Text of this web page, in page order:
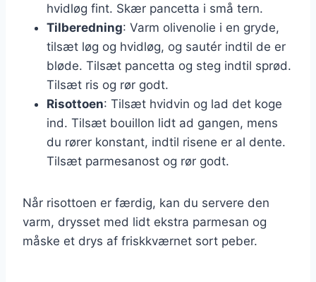
hvidløg fint. Skær pancetta i små tern.
Tilberedning: Varm olivenolie i en gryde,
tilsæt løg og hvidløg, og sautér indtil de er
bløde. Tilsæt pancetta og steg indtil sprød.
Tilsæt ris og rør godt.
Risottoen: Tilsæt hvidvin og lad det koge
ind. Tilsæt bouillon lidt ad gangen, mens
du rører konstant, indtil risene er al dente.
Tilsæt parmesanost og rør godt.
Når risottoen er færdig, kan du servere den
varm, drysset med lidt ekstra parmesan og
måske et drys af friskkværnet sort peber.